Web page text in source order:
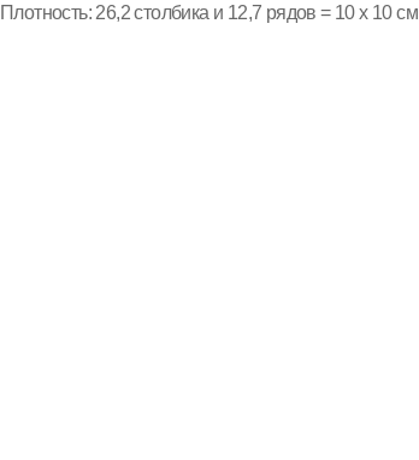
Плотность: 26,2 столбика и 12,7 рядов = 10 x 10 см